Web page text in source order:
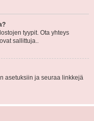
tyypit. Ota yhteys
sallittuja..
asetuksiin ja seuraa linkkejä